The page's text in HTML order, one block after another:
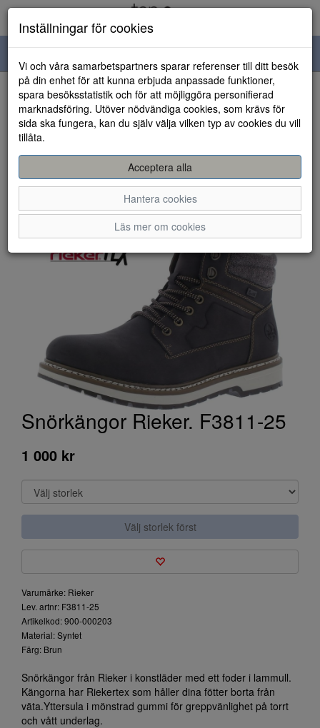
navigation
HEM
Snörkängor Rieker. F3811-25
1 000 kr
Välj storlek först
Varumärke: Rieker
Lev. artnr: F3811-25
Artikelkod: 900-000203
Material: Syntet
Färg: Brun
Snörkängor från Rieker i konstläder med ett foder i lammull.
Kängorna har Riekertex som håller dina fötter borta från
väta.Yttersula i mönstrad gummi för greppvänlighet på torrt
och vått underlag.
Inställningar för cookies
Vi och våra samarbetspartners sparar referenser till ditt besök
på din enhet för att kunna erbjuda anpassade funktioner,
spara besöksstatistik och för att möjliggöra personifierad
marknadsföring. Utöver nödvändiga cookies, som krävs för
sida ska fungera, kan du själv välja vilken typ av cookies du vill
tillåta.
Acceptera alla
Hantera cookies
Läs mer om cookies